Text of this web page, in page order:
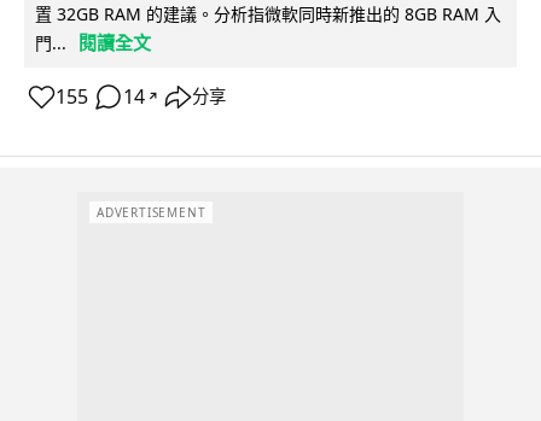
置 32GB RAM 的建議。分析指微軟同時新推出的 8GB RAM 入
門...
閱讀全文
155 14 ↗ 分享
ADVERTISEMENT